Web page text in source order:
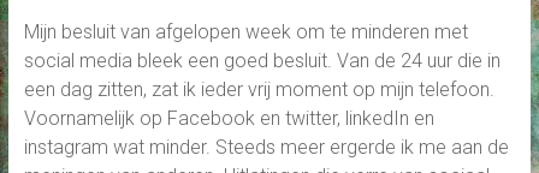
Mijn besluit van afgelopen week om te minderen met
social media bleek een goed besluit. Van de 24 uur die in
een dag zitten, zat ik ieder vrij moment op mijn telefoon.
Voornamelijk op Facebook en twitter, linkedIn en
instagram wat minder. Steeds meer ergerde ik me aan de